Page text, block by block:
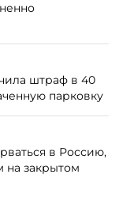
штраф в 40
парковку
в Россию,
на закрытом